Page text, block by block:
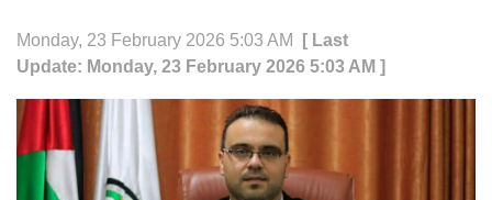
Monday, 23 February 2026 5:03 AM
[ Last
Update: Monday, 23 February 2026 5:03 AM ]